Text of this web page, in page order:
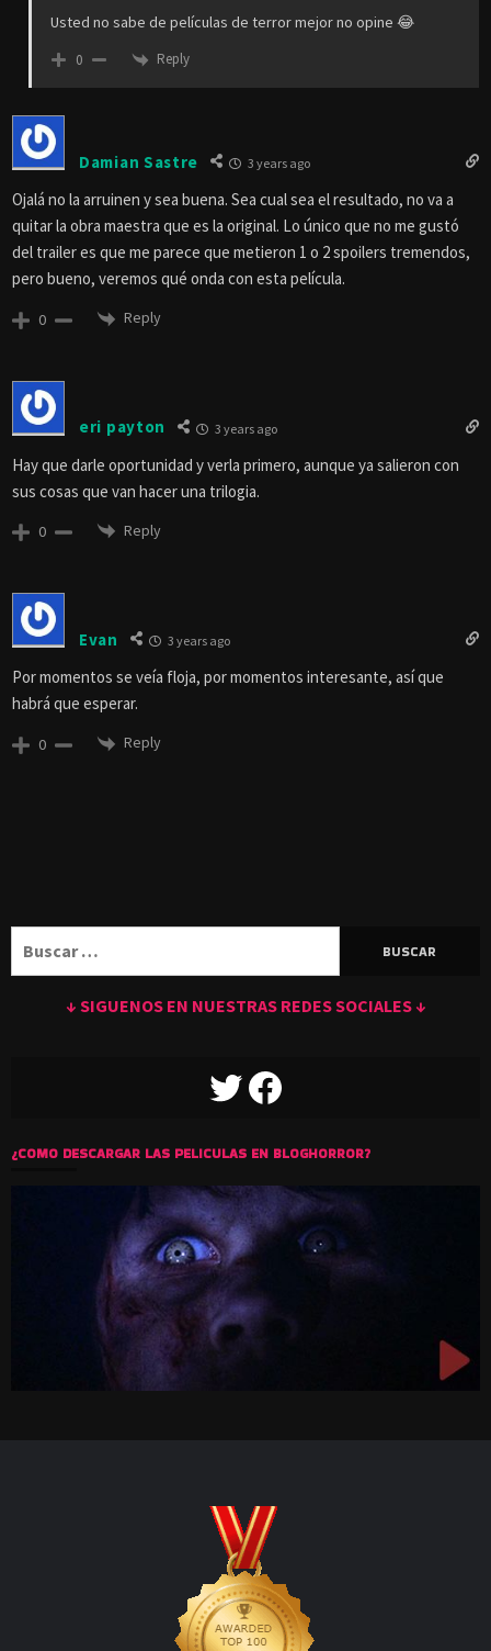
Usted no sabe de películas de terror mejor no opine 😂
0 Reply
Damian Sastre 3 years ago
Ojalá no la arruinen y sea buena. Sea cual sea el resultado, no va a
quitar la obra maestra que es la original. Lo único que no me gustó
del trailer es que me parece que metieron 1 o 2 spoilers tremendos,
pero bueno, veremos qué onda con esta película.
0 Reply
eri payton 3 years ago
Hay que darle oportunidad y verla primero, aunque ya salieron con
sus cosas que van hacer una trilogia.
0 Reply
Evan 3 years ago
Por momentos se veía floja, por momentos interesante, así que
habrá que esperar.
0 Reply
↓ SIGUENOS EN NUESTRAS REDES SOCIALES ↓
TWITTERFACEBOOK
¿COMO DESCARGAR LAS PELICULAS EN BLOGHORROR?